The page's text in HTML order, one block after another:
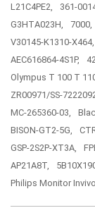
L21C4PE2, 361-
G3HTA023H,
7000,
V30145-K1310-X464,
AEC616864-4S1P,
Olympus T 100 T
ZR00971/SS-
MC-265360-03,
BISON-GT2-5G,
GSP-2S2P-XT3A,
AP21A8T,
Philips Monitor